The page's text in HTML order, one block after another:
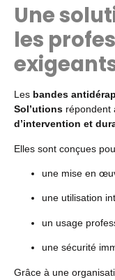
Une
les
Les bandes
Sol’utions répondent
d’intervention et
Elles sont conçues
une mise en
une utilisation
un usage
une sécurité
Grâce à une